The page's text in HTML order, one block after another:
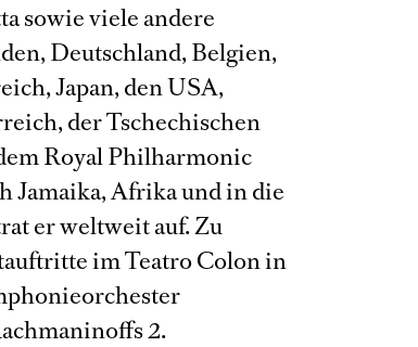
sowie viele andere
Deutschland, Belgien,
Japan, den USA,
der Tschechischen
Royal Philharmonic
Jamaika, Afrika und in die
er weltweit auf. Zu
im Teatro Colon in
2.